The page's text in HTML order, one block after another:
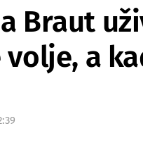
Braut
a